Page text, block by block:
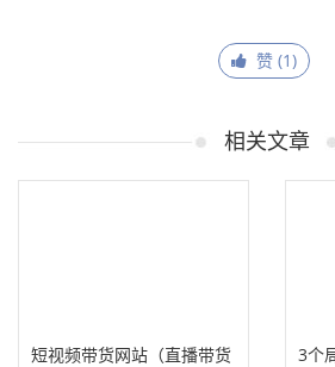
赞 (1)
相关文章
短视频带货网站（直播带货
3个